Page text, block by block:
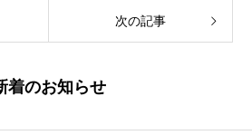
次の記事
着のお知らせ